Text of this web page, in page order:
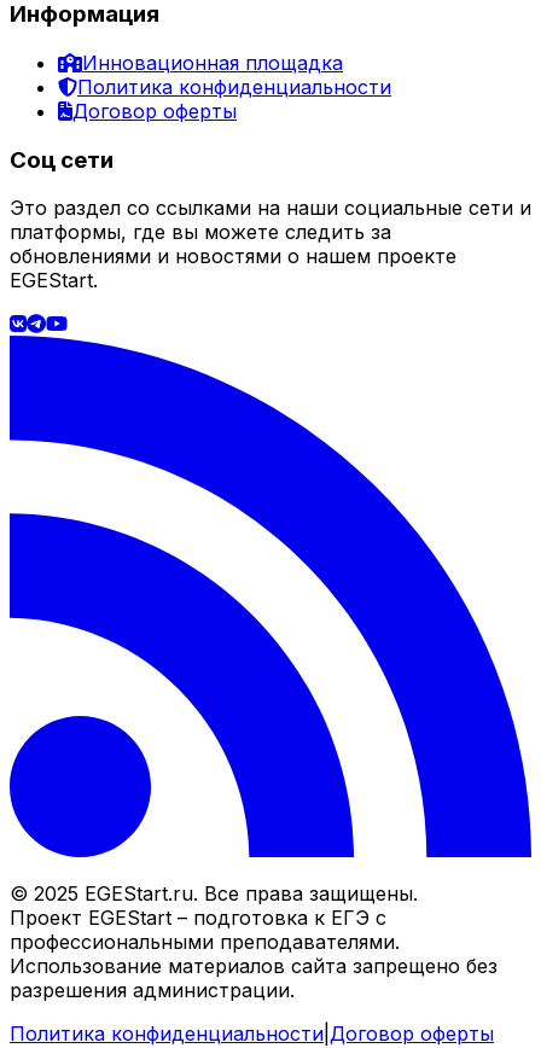
Информация
Инновационная площадка
Политика конфиденциальности
Договор оферты
Соц сети
Это раздел со ссылками на наши социальные сети и
платформы, где вы можете следить за
обновлениями и новостями о нашем проекте
EGEStart.
© 2025 EGEStart.ru. Все права защищены.
Проект EGEStart – подготовка к ЕГЭ с
профессиональными преподавателями.
Использование материалов сайта запрещено без
разрешения администрации.
Политика конфиденциальности Договор оферты